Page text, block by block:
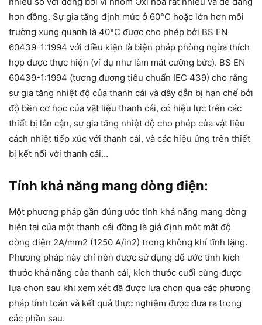
hơn đồng. Sự gia tăng định mức ở 60°C hoặc lớn hơn môi
trường xung quanh là 40°C được cho phép bởi BS EN
60439-1:1994 với điều kiện là biện pháp phòng ngừa thích
hợp được thực hiện (ví dụ như làm mát cưỡng bức). BS EN
60439-1:1994 (tương đương tiêu chuẩn IEC 439) cho rằng
sự gia tăng nhiệt độ của thanh cái và dây dẫn bị hạn chế bởi
độ bền cơ học của vật liệu thanh cái, có hiệu lực trên các
thiết bị lân cận, sự gia tăng nhiệt độ cho phép của vật liệu
cách nhiệt tiếp xúc với thanh cái, và các hiệu ứng trên thiết
bị kết nối với thanh cái…
Tính khả năng mang dòng điện:
Một phương pháp gần đúng ước tính khả năng mang dòng
hiện tại của một thanh cái đồng là giả định một mật độ
dòng điện 2A/mm2 (1250 A/in2) trong không khí tĩnh lặng.
Phương pháp này chỉ nên được sử dụng để ước tính kích
thước khả năng của thanh cái, kích thước cuối cùng được
lựa chọn sau khi xem xét đã được lựa chọn qua các phương
pháp tính toán và kết quả thực nghiệm được đưa ra trong
các phần sau.